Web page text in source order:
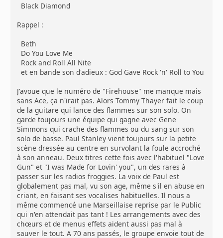
Black Diamond
Rappel :
Beth
Do You Love Me
Rock and Roll All Nite
et en bande son d'adieux : God Gave Rock 'n' Roll to You
J'avoue que le numéro de "Firehouse" me manque mais
sans Ace, ça n'irait pas. Alors Tommy Thayer fait le coup
de la guitare qui lance des flammes sur son solo. On
garde toujours une équipe qui gagne avec Gene
Simmons qui crache des flammes ou du sang sur son
solo de basse. Paul Stanley vient toujours sur la petite
scène dressée au centre en survolant la foule accroché
à son anneau. Deux titres cette fois avec l'habituel "Love
Gun" et "I was Made for Lovin' you", un des rares à
passer sur les radios froggies. La voix de Paul est
globalement pas mal, vu son age, même s'il en abuse en
criant, en faisant ses vocalises habituelles. Il nous a
même commencé une Marseillaise reprise par le Public
qui n'en attendait pas tant ! Les arrangements avec des
chœurs et de menus effets aident aussi pas mal à
sauver le tout. A 70 ans passés, le groupe envoie tout de